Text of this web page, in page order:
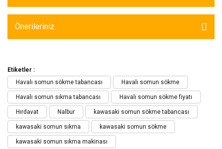
Önerileriniz
Etiketler :
Havalı somun sökme tabancası
Havalı somun sökme
Havalı somun sıkma tabancası Havalı somun sökme fiyatı
Hırdavat Nalbur kawasaki somun sökme tabancası
kawasaki somun sıkma kawasaki somun sökme
kawasaki somun sıkma makinası